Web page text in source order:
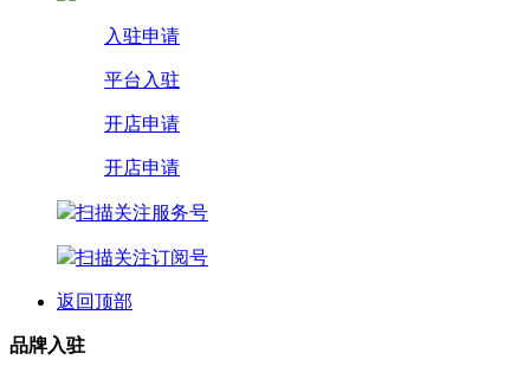
入驻申请
平台入驻
开店申请
开店申请
扫描关注服务号
扫描关注订阅号
返回顶部
品牌入驻